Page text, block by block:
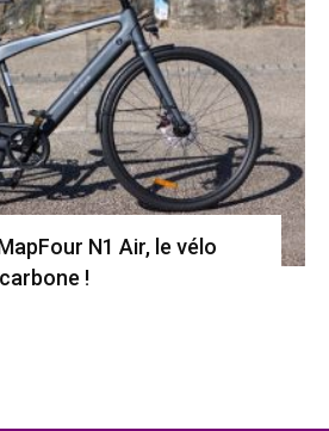
N1 Air, le vélo
!